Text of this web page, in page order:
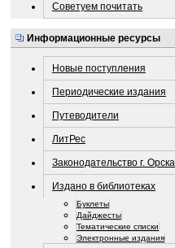
Советуем почитать
Информационные ресурсы
Новые поступления
Периодические издания
Путеводители
ЛитРес
Законодательство г. Орска
Издано в библиотеках
Буклеты
Дайджесты
Тематические списки
Электронные издания